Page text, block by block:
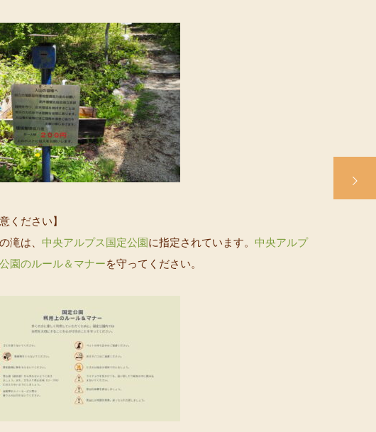
ください】
滝は、 中央アルプス国定公園に指定されています。 中央アルプ
園のルール＆マナーを守ってください。